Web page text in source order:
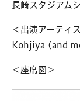
⻑崎スタジア
＜出演アーティ
Kohjiya (and
＜座席図＞